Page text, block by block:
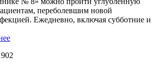
переболевшим новой
Ежедневно, включая субботние и